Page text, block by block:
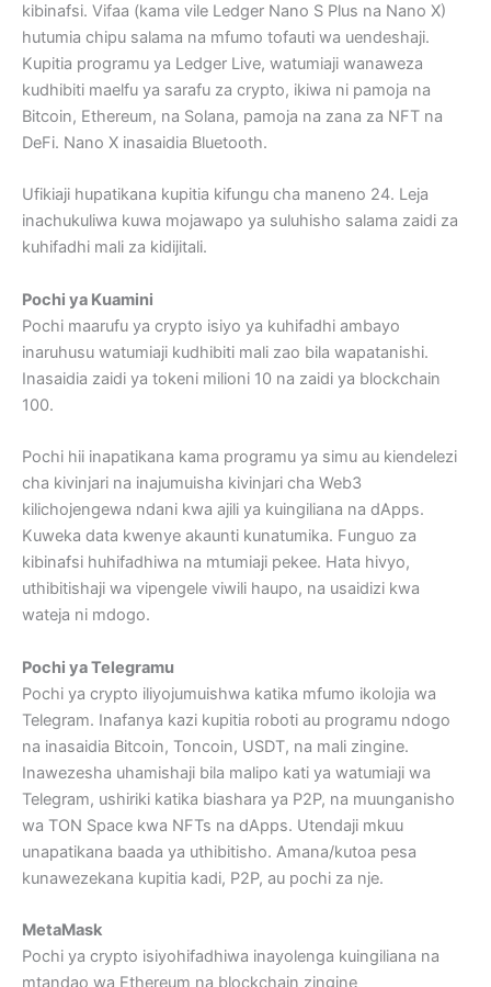
kibinafsi. Vifaa (kama vile Ledger Nano S Plus na Nano X)
hutumia chipu salama na mfumo tofauti wa uendeshaji.
Kupitia programu ya Ledger Live, watumiaji wanaweza
kudhibiti maelfu ya sarafu za crypto, ikiwa ni pamoja na
Bitcoin, Ethereum, na Solana, pamoja na zana za NFT na
DeFi. Nano X inasaidia Bluetooth.
Ufikiaji hupatikana kupitia kifungu cha maneno 24. Leja
inachukuliwa kuwa mojawapo ya suluhisho salama zaidi za
kuhifadhi mali za kidijitali.
Pochi ya Kuamini
Pochi maarufu ya crypto isiyo ya kuhifadhi ambayo
inaruhusu watumiaji kudhibiti mali zao bila wapatanishi.
Inasaidia zaidi ya tokeni milioni 10 na zaidi ya blockchain
100.
Pochi hii inapatikana kama programu ya simu au kiendelezi
cha kivinjari na inajumuisha kivinjari cha Web3
kilichojengewa ndani kwa ajili ya kuingiliana na dApps.
Kuweka data kwenye akaunti kunatumika. Funguo za
kibinafsi huhifadhiwa na mtumiaji pekee. Hata hivyo,
uthibitishaji wa vipengele viwili haupo, na usaidizi kwa
wateja ni mdogo.
Pochi ya Telegramu
Pochi ya crypto iliyojumuishwa katika mfumo ikolojia wa
Telegram. Inafanya kazi kupitia roboti au programu ndogo
na inasaidia Bitcoin, Toncoin, USDT, na mali zingine.
Inawezesha uhamishaji bila malipo kati ya watumiaji wa
Telegram, ushiriki katika biashara ya P2P, na muunganisho
wa TON Space kwa NFTs na dApps. Utendaji mkuu
unapatikana baada ya uthibitisho. Amana/kutoa pesa
kunawezekana kupitia kadi, P2P, au pochi za nje.
MetaMask
Pochi ya crypto isiyohifadhiwa inayolenga kuingiliana na
mtandao wa Ethereum na blockchain zingine